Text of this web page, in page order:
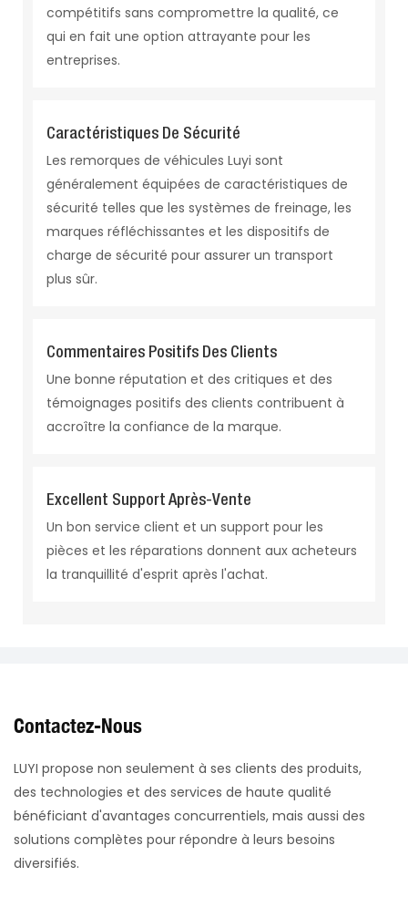
compétitifs sans compromettre la qualité, ce
qui en fait une option attrayante pour les
entreprises.
Caractéristiques De Sécurité
Les remorques de véhicules Luyi sont
généralement équipées de caractéristiques de
sécurité telles que les systèmes de freinage, les
marques réfléchissantes et les dispositifs de
charge de sécurité pour assurer un transport
plus sûr.
Commentaires Positifs Des Clients
Une bonne réputation et des critiques et des
témoignages positifs des clients contribuent à
accroître la confiance de la marque.
Excellent Support Après-Vente
Un bon service client et un support pour les
pièces et les réparations donnent aux acheteurs
la tranquillité d'esprit après l'achat.
Contactez-Nous
LUYI propose non seulement à ses clients des produits,
des technologies et des services de haute qualité
bénéficiant d'avantages concurrentiels, mais aussi des
solutions complètes pour répondre à leurs besoins
diversifiés.